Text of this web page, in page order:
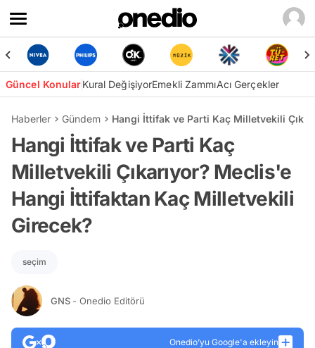
Güncel KonularKural DeğişiyorEmekli ZammıAcı Gerçekler
Haberler Gündem Hangi İttifak ve Parti Kaç Milletvekili
Hangi İttifak ve Parti Kaç
Milletvekili Çıkarıyor? Meclis'e
Hangi İttifaktan Kaç Milletvekili
Girecek?
seçim
GNS - Onedio Editörü
Onedio’yu Google'a ekleyin